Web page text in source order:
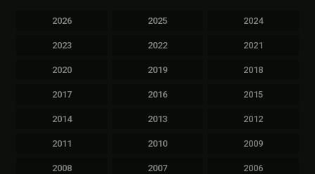
2026 2025 2024
2023 2022 2021
2020 2019 2018
2017 2016 2015
2014 2013 2012
2011 2010 2009
2008 2007 2006